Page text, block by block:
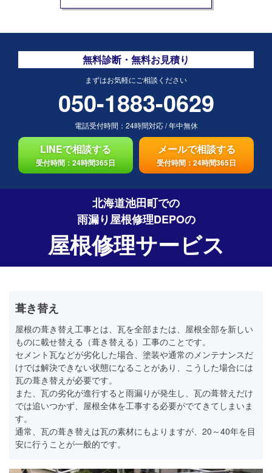
無料診断・無料お見積り
まずはお気軽にご相談ください
050-1883-0629
電話受付時間： 24時間対応/年中無休
LINEで相談する
受付時間：24時間365日
メールで相談する
受付時間：24時間365日
北海道池田町での
雨漏り屋根修理DEPOの
屋根修理サービス
葺き替え
屋根の葺き替え工事とは、瓦を全部または、屋根全部を新しい
ものに載せ替える（葺き替える）工事のことです。
セメント瓦などが劣化した場合、塗装や通常のメンテナンスだ
けでは解決できない状態になることがあり、こうした場合には
瓦の葺き替えが必要です。
また、瓦の劣化が進行すると雨漏りが発生し、瓦の葺替えだけ
では追いつかず、屋根全体を工事する必要がでてきてしまいま
す。
通常、瓦の葺き替えは瓦の素材にもよりますが、20～40年を目
安に行うことが一般的です。